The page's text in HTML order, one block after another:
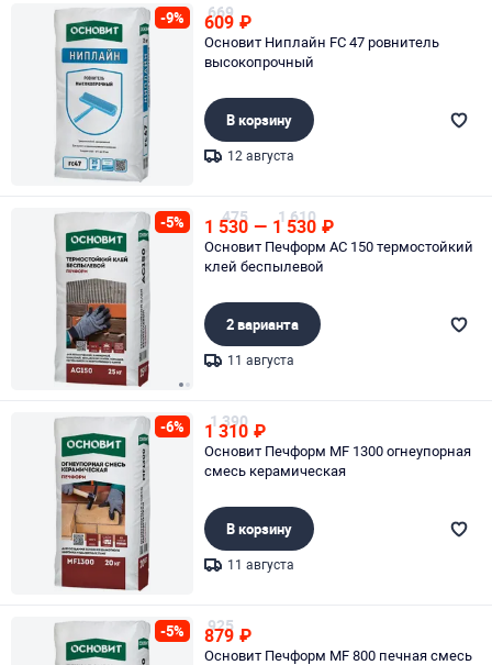
-9% 669
609 ₽
Основит Ниплайн FC 47 ровнитель
высокопрочный
В корзину
12 августа
-5% 475
1 530 — 1 610
1 530 ₽
Основит Печформ AC 150 термостойкий
клей беспылевой
2 варианта
11 августа
-6% 1 390
1 310 ₽
Основит Печформ MF 1300 огнеупорная
смесь керамическая
В корзину
11 августа
-5% 925
879 ₽
Основит Печформ MF 800 печная смесь